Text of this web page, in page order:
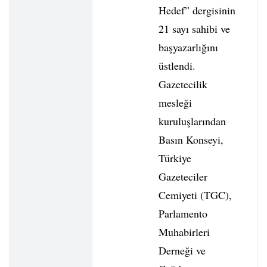
Hedef” dergisinin
21 sayı sahibi ve
başyazarlığını
üstlendi.
Gazetecilik
mesleği
kuruluşlarından
Basın Konseyi,
Türkiye
Gazeteciler
Cemiyeti (TGC),
Parlamento
Muhabirleri
Derneği ve